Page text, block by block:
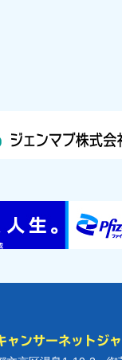
ンサーネットジ